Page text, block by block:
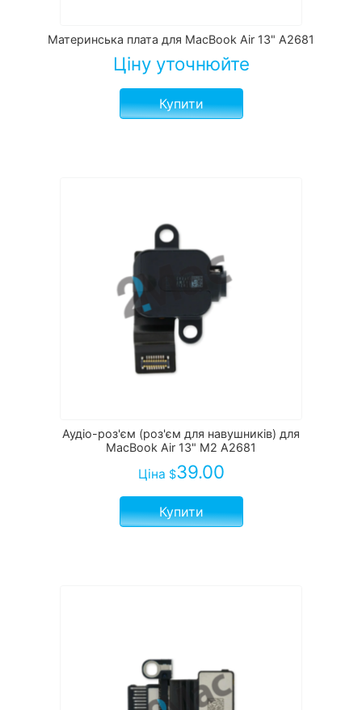
Материнська плата для MacBook Air 13" А2681
Ціну уточнюйте
Купити
Аудіо-роз'єм (роз'єм для навушників) для
MacBook Air 13" M2 A2681
Ціна $39.00
Купити